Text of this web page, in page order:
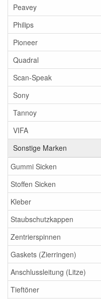
Peavey
Philips
Pioneer
Quadral
Scan-Speak
Sony
Tannoy
VIFA
Sonstige Marken
Gummi Sicken
Stoffen Sicken
Kleber
Staubschutzkappen
Zentrierspinnen
Gaskets (Zierringen)
Anschlussleitung (Litze)
Tieftöner